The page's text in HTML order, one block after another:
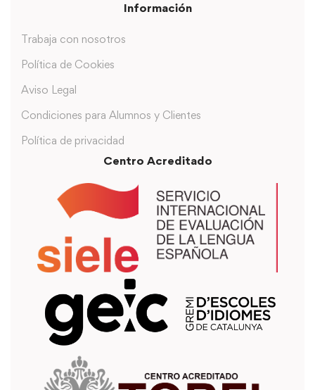
Información
Trabaja con nosotros
Política de Cookies
Aviso Legal
Condiciones para Alumnos y Clientes
Política de privacidad
Centro Acreditado